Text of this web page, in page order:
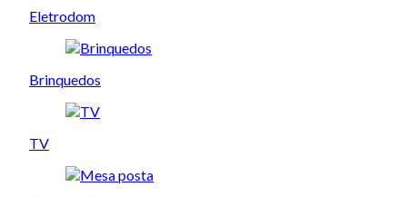
Eletrodom
Brinquedos
TV